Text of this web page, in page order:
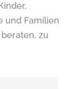
und Familien
zu